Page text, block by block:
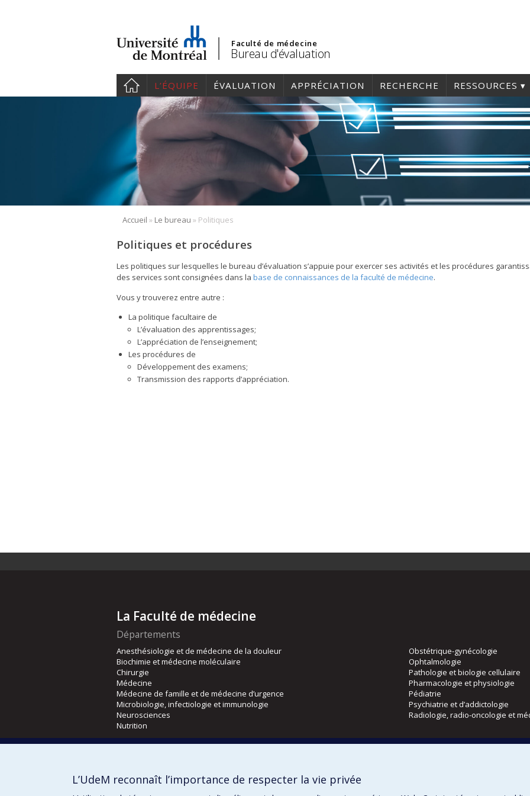
Faculté de médecine
Bureau d'évaluation
L’ÉQUIPE ÉVALUATION APPRÉCIATION RECHERCHE RESSOURCES
Accueil » Le bureau » Politiques
Politiques et procédures
Les politiques sur lesquelles le bureau d’évaluation s’appuie pour exercer ses activités et les procédures
des services sont consignées dans la base de connaissances de la faculté de médecine.
Vous y trouverez entre autre :
La politique facultaire de
L’évaluation des apprentissages;
L’appréciation de l’enseignement;
Les procédures de
Développement des examens;
Transmission des rapports d’appréciation.
La Faculté de médecine
Départements
Anesthésiologie et de médecine de la douleur
Biochimie et médecine moléculaire
Chirurgie
Médecine
Médecine de famille et de médecine d’urgence
Microbiologie, infectiologie et immunologie
Neurosciences
Nutrition
Obstétrique-gynécologie
Ophtalmologie
Pathologie et biologie cellulaire
Pharmacologie et physiologie
Pédiatrie
Psychiatrie et d’addictologie
Radiologie, radio-oncologie et
Orthophonie et audiologie
L’UdeM reconnaît l’importance de respecter la vie privée